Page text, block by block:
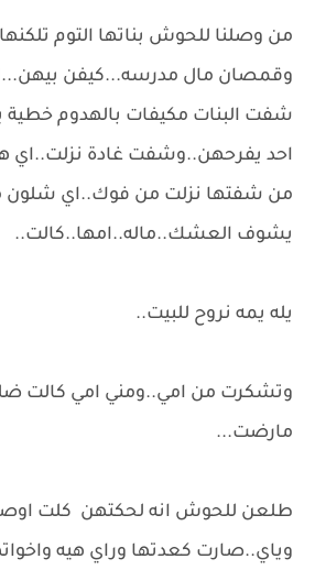
من وصلنا للحوش بناتها التوم
وقمصان مال مدرسه...كيفن
شفت البنات مكيفات بالهدوم خطية
احد يفرحهن..وشفت غادة نزلت..اي
من شفتها نزلت من فوك..اي شلون
يشوف العشك..ماله..امها..كالت..
يله يمه نروح للبيت..
وتشكرت من امي..ومني امي
مارضت...
طلعن للحوش انه لحكتهن كلت
وياي..صارت كعدتها وراي هيه